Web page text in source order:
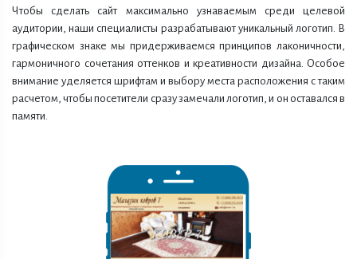
Чтобы сделать сайт максимально узнаваемым среди целевой
аудитории, наши специалисты разрабатывают уникальный логотип. В
графическом знаке мы придерживаемся принципов лаконичности,
гармоничного сочетания оттенков и креативности дизайна. Особое
внимание уделяется шрифтам и выбору места расположения с таким
расчетом, чтобы посетители сразу замечали логотип, и он оставался в
памяти.